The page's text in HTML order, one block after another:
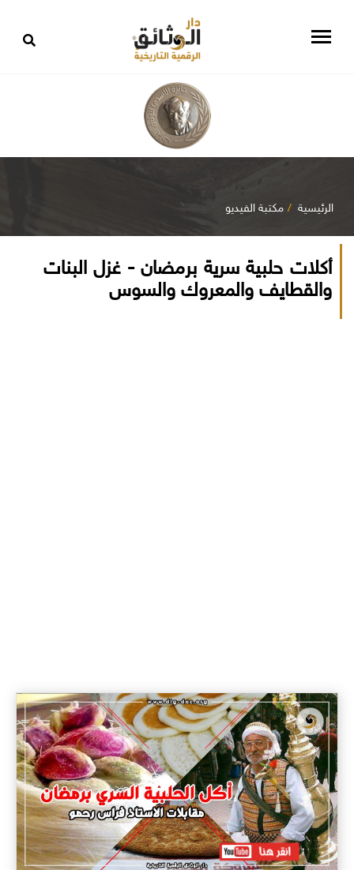
الرئيسية مكتبة الفيديو
أكلات حلبية سرية برمضان - غزل البنات
والقطايف والمعروك والسوس